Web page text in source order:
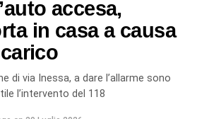
dalla denuncia di quattro cittadini
da uno pseudo imprenditore
Penelope, sulle cui
origine gli accertamenti a
del Nucleo Carabinieri
accesa,
in casa a causa
di via Inessa, a dare l’allarme sono
l’intervento del 118